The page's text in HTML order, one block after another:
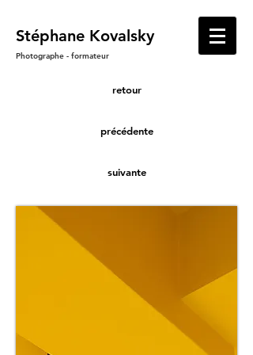
​Stéphane Kovalsky
Photographe - formateur
retour
précédente
suivante